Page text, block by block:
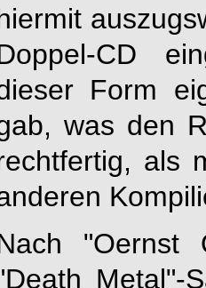
CD
Form
was den
als
"Oernst
Metal"-